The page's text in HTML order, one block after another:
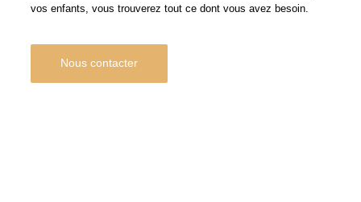
vos enfants, vous trouverez tout ce dont vous avez besoin.
Nous contacter